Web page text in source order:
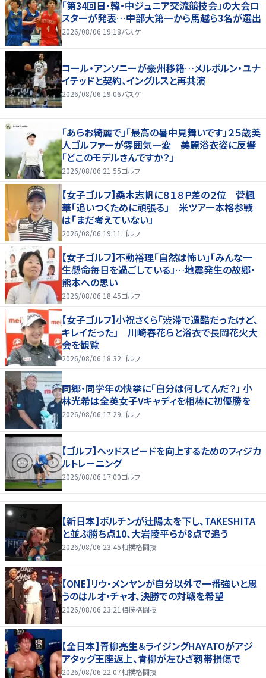
「第34回日・韓・中ジュニア交流競技会」の大会ロ
スターが発表…中部大第一から馬越ら3名が選出
2026/08/06 19:18バスケ
コール・アンソニーが豪州移籍…メルボルン・ユナ
イテッドと契約、イングルスと再共演
2026/08/06 19:06バスケ
「あらお綺麗で」「最高の暑中見舞いです」２５歳美
人ゴルファーが雰囲気一変 美麗浴衣姿に反響
「どこのモデルさんですか？」
2026/08/06 21:55ゴルフ
【女子ゴルフ】桑木志帆に８１８Ｐ差の２位 菅楓
華「追いつくために頑張る」 米ツアー本格参戦
は「まだ考えていない」
2026/08/06 19:11 ゴルフ
【女子ゴルフ】不動裕理「自然は怖い」「みんな一
生懸命毎日を過ごしている」…地震発生の故郷・
熊本への思い
2026/08/06 18:45ゴルフ
【女子ゴルフ】小祝さくら「渋滞で過酷だったけど、
キレイだった」 川崎春花らと浴衣で長岡花火大
会を観覧
2026/08/06 18:32ゴルフ
同郷・同学年の快挙に「自分は何してんだ？」 小
林光希は全英女子Vキャディを相棒に初優勝を
2026/08/06 17:29ゴルフ
【ゴルフ】ヘッドスピードを向上するためのフィジカ
ルトレーニング
2026/08/06 17:00ゴルフ
【新日本】ボルチンが辻陽太を下し、TAKESHITA
と並ぶ勝ち点10、大岩陵平らが8点で追う
2026/08/06 23:45相撲格闘技
【ONE】リウ・メンヤンが自分以外で一番強いと思
うのはルオ・チャオ、決勝での対戦を希望
2026/08/06 23:21 相撲格闘技
【全日本】青柳亮生＆ライジングHAYATOがアジ
アタッグ王座返上、青柳が左ひざ靱帯損傷で
2026/08/06 22:07相撲格闘技